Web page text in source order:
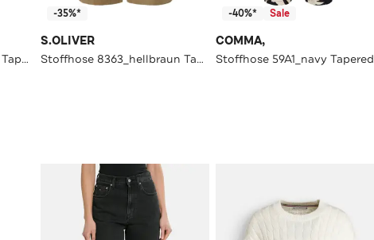
Stoffhose 99B5_schwarz Tapered
-35%*
S.OLIVER
Stoffhose 8363_hellbraun Tapered
-40%* Sale
COMMA,
Stoffhose 59A1_navy Tapered